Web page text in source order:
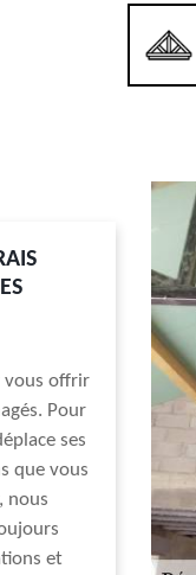
vous offrir
Pour
ses
que vous
nous
et